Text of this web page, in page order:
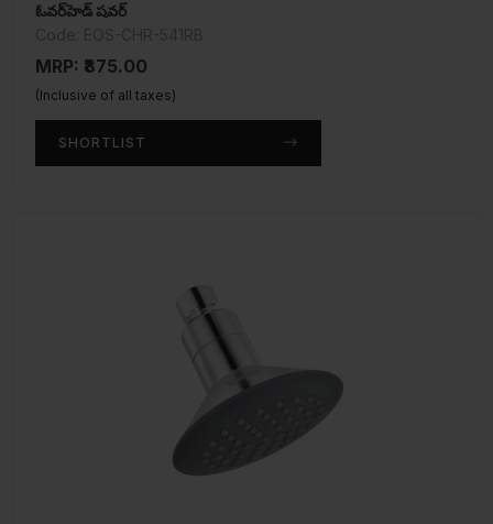
ఓవర్‌హెడ్ షవర్
MRP: ₹875.00
(Inclusive of all taxes)
SHORTLIST